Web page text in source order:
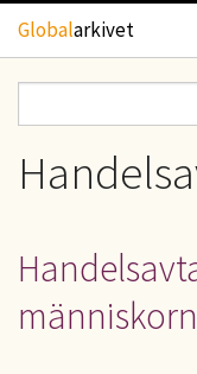
Hoppa till
Globalarkivet
TIDSKRIFTER
UPPHOVSRÄTT